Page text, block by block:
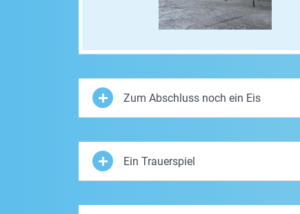
Zum Abschluss noch ein Eis
Ein Trauerspiel